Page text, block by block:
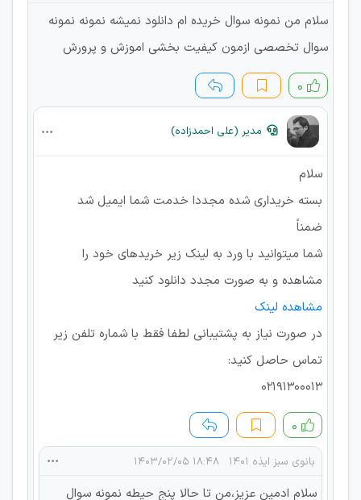
سلام من نمونه سوال خریده ام دانلود نمیشه نمونه نمونه
سوال تخصصی ازمون کیفیت بخشی اموزش و پرورش
۰
مدیر (علی احمدزاده)
سلام
بسته خریداری شده مجددا خدمت شما ایمیل شد
ضمناً
شما میتوانید با ورد به لینک زیر خریدهای خود را
مشاهده و به صورت مجدد دانلود کنید
مشاهده لینک
در صورت نیاز به پشتیبانی لطفا فقط با شماره تلفن زیر
تماس حاصل کنید:
02191300013
۰
بانوی سبز ایذه ۱۴۰۱ ۱۸:۴۸ ۱۴۰۳/۰۲/۰۵
سلام ادمین عزیز،من تا حالا پنج حیطه نمونه سوال